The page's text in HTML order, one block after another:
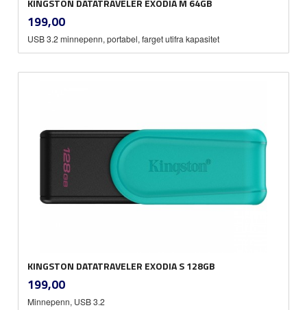
KINGSTON DATATRAVELER EXODIA M 64GB
Pris
199,00mva.
USB 3.2 minnepenn, portabel, farget utifra kapasitet
KINGSTON DATATRAVELER EXODIA S 128GB
Pris
199,00mva.
Minnepenn, USB 3.2